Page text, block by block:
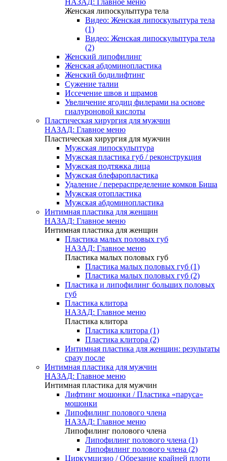
НАЗАД: Главное меню
Женская липоскульптура тела
Видео: Женская липоскульптура тела
(1)
Видео: Женская липоскульптура тела
(2)
Женский липофилинг
Женская абдоминопластика
Женский бодилифтинг
Сужение талии
Иссечение швов и шрамов
Увеличение ягодиц филерами на основе
гиалуроновой кислоты
Пластическая хирургия для мужчин
НАЗАД: Главное меню
Пластическая хирургия для мужчин
Мужская липоскульптура
Мужская пластика губ / реконструкция
Мужская подтяжка лица
Мужская блефаропластика
Удаление / перераспределение комков Биша
Мужская отопластика
Мужская абдоминопластика
Интимная пластика для женщин
НАЗАД: Главное меню
Интимная пластика для женщин
Пластика малых половых губ
НАЗАД: Главное меню
Пластика малых половых губ
Пластика малых половых губ (1)
Пластика малых половых губ (2)
Пластика и липофилинг больших половых
губ
Пластика клитора
НАЗАД: Главное меню
Пластика клитора
Пластика клитора (1)
Пластика клитора (2)
Интимная пластика для женщин: результаты
сразу после
Интимная пластика для мужчин
НАЗАД: Главное меню
Интимная пластика для мужчин
Лифтинг мошонки / Пластика «паруса»
мошонки
Липофилинг полового члена
НАЗАД: Главное меню
Липофилинг полового члена
Липофилинг полового члена (1)
Липофилинг полового члена (2)
Циркумцизио / Обрезание крайней плоти